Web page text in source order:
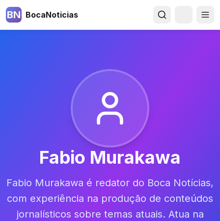
BN BocaNoticias
Fabio Murakawa
Fabio Murakawa é redator do Boca Notícias,
com experiência na produção de conteúdos
jornalísticos sobre temas atuais. Atua na